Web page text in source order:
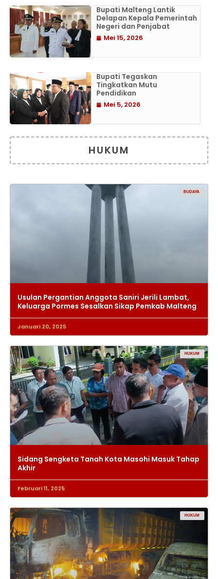
Bupati Malteng Lantik
Delapan Kepala Pemerintah
Negeri dan Penjabat
Mei 15, 2026
Bupati Tegaskan
Tingkatkan Mutu
Pendidikan
Mei 5, 2026
HUKUM
BUDAYA
Usulan Pergantian Anggota Saniri Jerili Lambat,
Keluarga Pormes Sesalkan Sikap Pemkab Malteng
Januari 20, 2025
HUKUM
Sidang Sengketa Tanah Kota Masohi Masuk Tahap
Akhir
Februari 11, 2025
HUKUM